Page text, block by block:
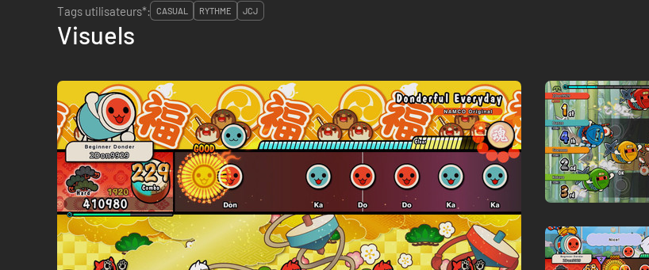
Tags utilisateurs*:
CASUAL RYTHME JCJ
Visuels